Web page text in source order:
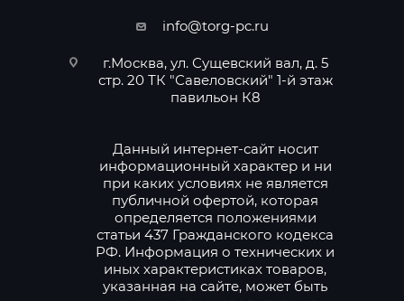
info@torg-pc.ru
г.Москва, ул. Сущевский вал, д. 5
стр. 20 ТК "Савеловский" 1-й этаж
павильон К8
Данный интернет-сайт носит
информационный характер и ни
при каких условиях не является
публичной офертой, которая
определяется положениями
статьи 437 Гражданского кодекса
РФ. Информация о технических и
иных характеристиках товаров,
указанная на сайте, может быть